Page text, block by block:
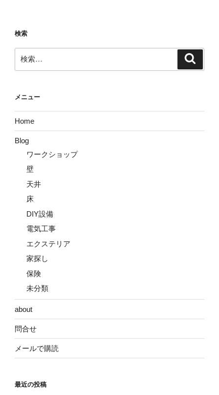
検索
索:
メニュー
Home
Blog
ワークショップ
壁
天井
床
DIY設備
電気工事
エクステリア
家探し
保険
未分類
about
問合せ
メールで購読
最近の投稿